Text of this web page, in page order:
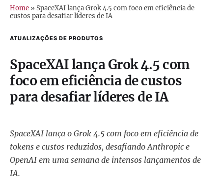
Home » SpaceXAI lança Grok 4.5 com foco em eficiência de
custos para desafiar líderes de IA
ATUALIZAÇÕES DE PRODUTOS
SpaceXAI lança Grok 4.5 com
foco em eficiência de custos
para desafiar líderes de IA
SpaceXAI lança o Grok 4.5 com foco em eficiência de
tokens e custos reduzidos, desafiando Anthropic e
OpenAI em uma semana de intensos lançamentos de
IA.